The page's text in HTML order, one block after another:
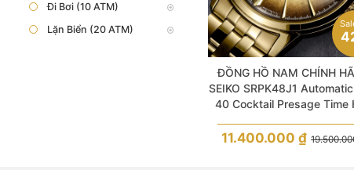
Đi Bơi (10 ATM)
Lặn Biển (20 ATM)
ĐỒNG HỒ NAM CHÍNH
SEIKO SRPK48J1
40 Cocktail Presage Time
11.400.000₫